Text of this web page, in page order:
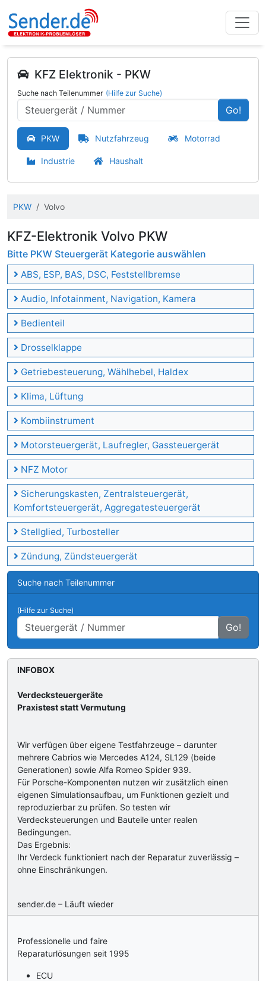
KFZ Elektronik - PKW
Suche nach Teilenummer (Hilfe zur Suche)
Go!
PKW Nutzfahrzeug Motorrad
Industrie Haushalt
PKW Volvo
KFZ-Elektronik Volvo PKW
Bitte PKW Steuergerät Kategorie auswählen
ABS, ESP, BAS, DSC, Feststellbremse
Audio, Infotainment, Navigation, Kamera
Bedienteil
Drosselklappe
Getriebesteuerung, Wählhebel, Haldex
Klima, Lüftung
Kombiinstrument
Motorsteuergerät, Laufregler, Gassteuergerät
NFZ Motor
Sicherungskasten, Zentralsteuergerät,
Komfortsteuergerät, Aggregatesteuergerät
Stellglied, Turbosteller
Zündung, Zündsteuergerät
Suche nach Teilenummer
(Hilfe zur Suche)
Go!
INFOBOX
Verdecksteuergeräte
Praxistest statt Vermutung
Wir verfügen über eigene Testfahrzeuge – darunter
mehrere Cabrios wie Mercedes A124, SL129 (beide
Generationen) sowie Alfa Romeo Spider 939.
Für Porsche-Komponenten nutzen wir zusätzlich einen
eigenen Simulationsaufbau, um Funktionen gezielt und
reproduzierbar zu prüfen. So testen wir
Verdecksteuerungen und Bauteile unter realen
Bedingungen.
Das Ergebnis:
Ihr Verdeck funktioniert nach der Reparatur zuverlässig –
ohne Einschränkungen.
sender.de – Läuft wieder
Professionelle und faire
Reparaturlösungen seit 1995
ECU